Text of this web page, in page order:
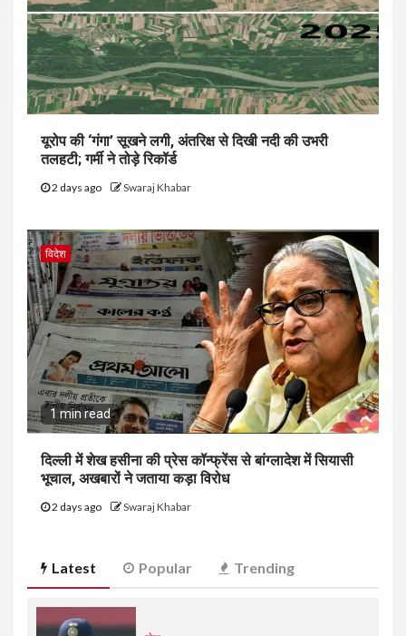
यूरोप की ‘गंगा’ सूखने लगी, अंतरिक्ष से दिखी नदी की उभरी
तलहटी; गर्मी ने तोड़े रिकॉर्ड
2 days ago Swaraj Khabar
विदेश
1 min read
दिल्ली में शेख हसीना की प्रेस कॉन्फ्रेंस से बांग्लादेश में सियासी
भूचाल, अखबारों ने जताया कड़ा विरोध
2 days ago Swaraj Khabar
Latest Popular Trending